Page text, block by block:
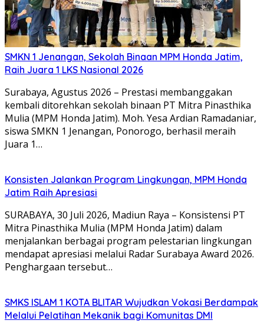
SMKN 1 Jenangan, Sekolah Binaan MPM Honda Jatim,
Raih Juara 1 LKS Nasional 2026
Surabaya, Agustus 2026 – Prestasi membanggakan
kembali ditorehkan sekolah binaan PT Mitra Pinasthika
Mulia (MPM Honda Jatim). Moh. Yesa Ardian Ramadaniar,
siswa SMKN 1 Jenangan, Ponorogo, berhasil meraih
Juara 1…
Konsisten Jalankan Program Lingkungan, MPM Honda
Jatim Raih Apresiasi
SURABAYA, 30 Juli 2026, Madiun Raya – Konsistensi PT
Mitra Pinasthika Mulia (MPM Honda Jatim) dalam
menjalankan berbagai program pelestarian lingkungan
mendapat apresiasi melalui Radar Surabaya Award 2026.
Penghargaan tersebut…
SMKS ISLAM 1 KOTA BLITAR Wujudkan Vokasi Berdampak
Melalui Pelatihan Mekanik bagi Komunitas DMI